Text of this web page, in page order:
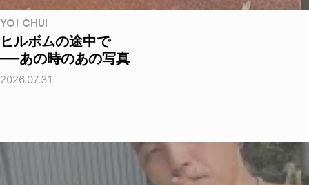
YO! CHUI
ヒルボムの途中で
──あの時のあの写真
2026.07.31